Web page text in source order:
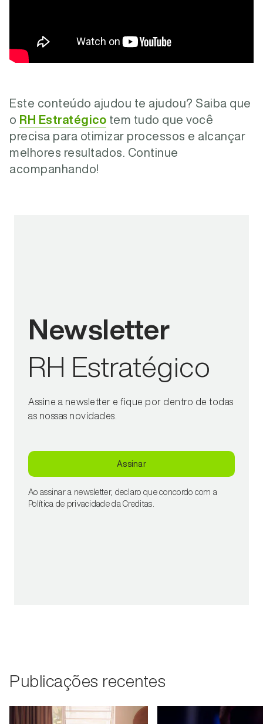
Este conteúdo ajudou te ajudou? Saiba que
o RH Estratégico tem tudo que você
precisa para otimizar processos e alcançar
melhores resultados. Continue
acompanhando!
Newsletter
RH Estratégico
Assine a newsletter e fique por dentro de todas
as nossas novidades.
Assinar
Ao assinar a newsletter, declaro que concordo com a
Política de privacidade da Creditas.
Publicações recentes